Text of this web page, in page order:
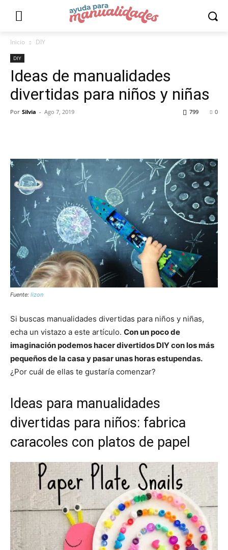
Inicio DIY
DIY
Ideas de manualidades
divertidas para niños y niñas
Por Silvia - Ago 7, 2019 0
799
Fuente: lizon
Si buscas manualidades divertidas para niños y niñas,
echa un vistazo a este artículo. Con un poco de
imaginación podemos hacer divertidos DIY con los más
pequeños de la casa y pasar unas horas estupendas.
¿Por cuál de ellas te gustaría comenzar?
Ideas para manualidades
divertidas para niños: fabrica
caracoles con platos de papel